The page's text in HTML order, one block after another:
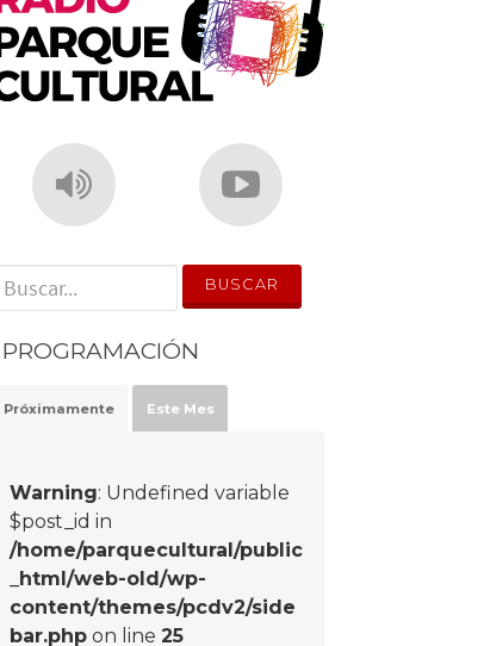
' . __('Search for:') . '
PROGRAMACIÓN
Próximamente Este Mes
Warning: Undefined variable
$post_id in
/home/parquecultural/public
_html/web-old/wp-
content/themes/pcdv2/side
bar.php on line25